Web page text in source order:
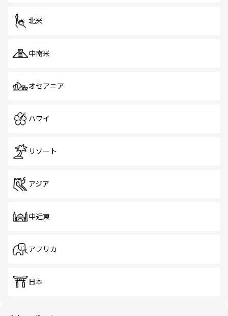
北米
中南米
オセアニア
ハワイ
リゾート
アジア
中近東
アフリカ
日本